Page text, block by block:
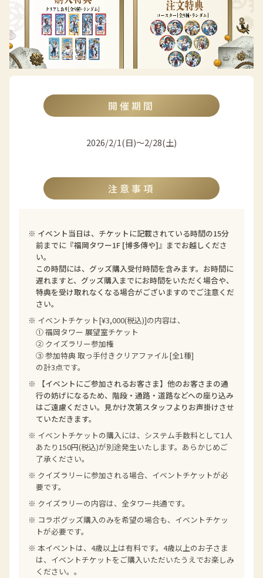
開催期間
2026/2/1(日)〜2/28(土)
注意事項
※ イベント当日は、チケットに記載されている時間の15分
前までに『福岡タワー1F [博多傳や]』までお越しくださ
い。
この時間には、グッズ購入受付時間を含みます。お時間に
遅れますと、グッズ購入までにお時間をいただく場合や、
特典を受け取れなくなる場合がございますのでご注意くだ
さい。
※ イベントチケット[¥3,000(税込)]の内容は、
① 福岡タワー 展望室チケット
② クイズラリー参加権
③ 参加特典 取っ手付きクリアファイル[全1種]
の計3点です。
※
【イベントにご参加されるお客さま】他のお客さまの通
行の妨げになるため、階段・通路・道路などへの座り込み
はご遠慮ください。見かけ次第スタッフよりお声掛けさせ
ていただきます。
※ イベントチケットの購入には、システム手数料として1人
あたり150円(税込)が別途発生いたします。あらかじめご
了承ください。
※ クイズラリーに参加される場合、イベントチケットが必
要です。
※ クイズラリーの内容は、全タワー共通です。
※ コラボグッズ購入のみを希望の場合も、イベントチケッ
トが必要です。
※ 本イベントは、4歳以上は有料です。4歳以上のお子さま
は、イベントチケットをご購入いただいたうえでお楽しみ
ください。。